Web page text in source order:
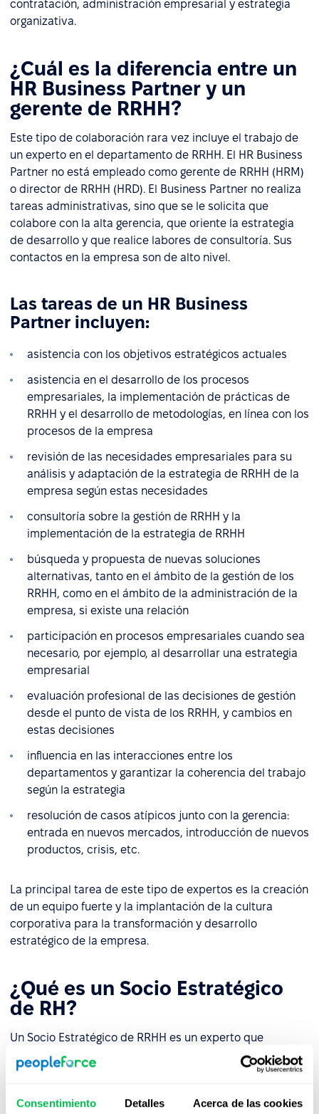
Consentimiento Detalles Acerca de las cookies
contratación, administración empresarial y estrategia
organizativa.
¿Cuál es la diferencia entre un
HR Business Partner y un
gerente de RRHH?
Este tipo de colaboración rara vez incluye el trabajo de
un experto en el departamento de RRHH. El HR Business
Partner no está empleado como gerente de RRHH (HRM)
o director de RRHH (HRD). El Business Partner no realiza
tareas administrativas, sino que se le solicita que
colabore con la alta gerencia, que oriente la estrategia
de desarrollo y que realice labores de consultoría. Sus
contactos en la empresa son de alto nivel.
Las tareas de un HR Business
Partner incluyen:
asistencia con los objetivos estratégicos actuales
asistencia en el desarrollo de los procesos
empresariales, la implementación de prácticas de
RRHH y el desarrollo de metodologías, en línea con los
procesos de la empresa
revisión de las necesidades empresariales para su
análisis y adaptación de la estrategia de RRHH de la
empresa según estas necesidades
consultoría sobre la gestión de RRHH y la
implementación de la estrategia de RRHH
búsqueda y propuesta de nuevas soluciones
alternativas, tanto en el ámbito de la gestión de los
RRHH, como en el ámbito de la administración de la
empresa, si existe una relación
participación en procesos empresariales cuando sea
necesario, por ejemplo, al desarrollar una estrategia
empresarial
evaluación profesional de las decisiones de gestión
desde el punto de vista de los RRHH, y cambios en
estas decisiones
influencia en las interacciones entre los
departamentos y garantizar la coherencia del trabajo
según la estrategia
resolución de casos atípicos junto con la gerencia:
entrada en nuevos mercados, introducción de nuevos
productos, crisis, etc.
La principal tarea de este tipo de expertos es la creación
de un equipo fuerte y la implantación de la cultura
corporativa para la transformación y desarrollo
estratégico de la empresa.
¿Qué es un Socio Estratégico
de RH?
Un Socio Estratégico de RRHH es un experto que
participa en las negociaciones sobre el futuro, la misión,
los objetivos y la estrategia general de la empresa u
tiene derecho a voto en las reuniones, así como poder de